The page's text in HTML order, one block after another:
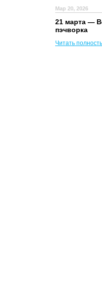
Мар 20, 2026
21 марта —
пэчворка
Читать